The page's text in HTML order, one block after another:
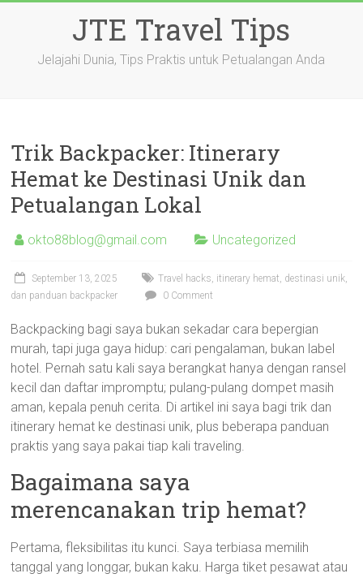
JTE Travel Tips
Jelajahi Dunia, Tips Praktis untuk Petualangan Anda
Trik Backpacker: Itinerary
Hemat ke Destinasi Unik dan
Petualangan Lokal
okto88blog@gmail.com Uncategorized
September 13, 2025
Travel hacks, itinerary hemat, destinasi unik,
dan panduan backpacker
0 Comment
Backpacking bagi saya bukan sekadar cara bepergian
murah, tapi juga gaya hidup: cari pengalaman, bukan label
hotel. Pernah satu kali saya berangkat hanya dengan ransel
kecil dan daftar impromptu; pulang-pulang dompet masih
aman, kepala penuh cerita. Di artikel ini saya bagi trik dan
itinerary hemat ke destinasi unik, plus beberapa panduan
praktis yang saya pakai tiap kali traveling.
Bagaimana saya
merencanakan trip hemat?
Pertama, fleksibilitas itu kunci. Saya terbiasa memilih
tanggal yang longgar, bukan kaku. Harga tiket pesawat atau